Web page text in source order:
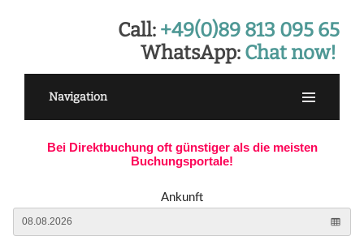
Call: +49(0)89 813 095 65
WhatsApp: Chat now!
Navigation
Bei Direktbuchung oft günstiger als die meisten
Buchungsportale!
Ankunft